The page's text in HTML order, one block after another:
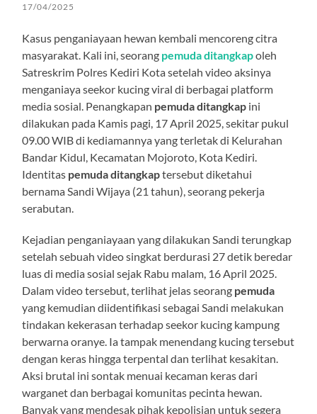
17/04/2025
Kasus penganiayaan hewan kembali mencoreng citra
masyarakat. Kali ini, seorang pemuda ditangkapoleh
Satreskrim Polres Kediri Kota setelah video aksinya
menganiaya seekor kucing viral di berbagai platform
media sosial. Penangkapan pemuda ditangkap ini
dilakukan pada Kamis pagi, 17 April 2025, sekitar pukul
09.00 WIB di kediamannya yang terletak di Kelurahan
Bandar Kidul, Kecamatan Mojoroto, Kota Kediri.
Identitas pemuda ditangkaptersebut diketahui
bernama Sandi Wijaya (21 tahun), seorang pekerja
serabutan.
Kejadian penganiayaan yang dilakukan Sandi terungkap
setelah sebuah video singkat berdurasi 27 detik beredar
luas di media sosial sejak Rabu malam, 16 April 2025.
Dalam video tersebut, terlihat jelas seorang pemuda
yang kemudian diidentifikasi sebagai Sandi melakukan
tindakan kekerasan terhadap seekor kucing kampung
berwarna oranye. Ia tampak menendang kucing tersebut
dengan keras hingga terpental dan terlihat kesakitan.
Aksi brutal ini sontak menuai kecaman keras dari
warganet dan berbagai komunitas pecinta hewan.
Banyak yang mendesak pihak kepolisian untuk segera